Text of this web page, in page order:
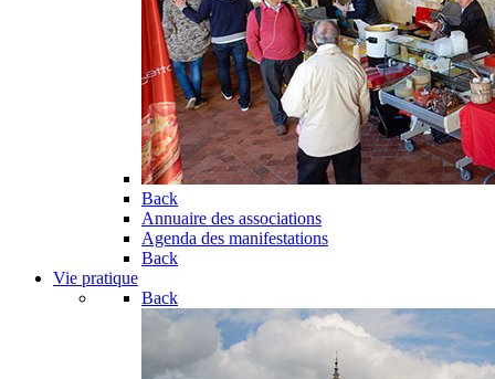
Back
Annuaire des associations
Agenda des manifestations
Back
Vie pratique
Back